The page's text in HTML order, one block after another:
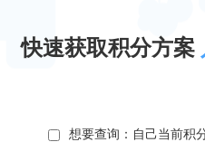
快速获取积分方案
想要查询：自己当前积